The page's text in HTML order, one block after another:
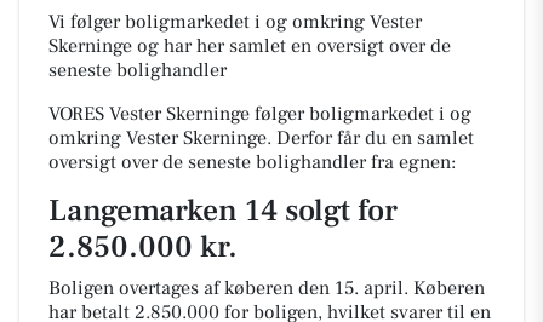
Vi følger boligmarkedet i og omkring Vester
Skerninge og har her samlet en oversigt over de
seneste bolighandler
VORES Vester Skerninge følger boligmarkedet i og
omkring Vester Skerninge. Derfor får du en samlet
oversigt over de seneste bolighandler fra egnen:
Langemarken 14 solgt for
2.850.000 kr.
Boligen overtages af køberen den 15. april. Køberen
har betalt 2.850.000 for boligen, hvilket svarer til en